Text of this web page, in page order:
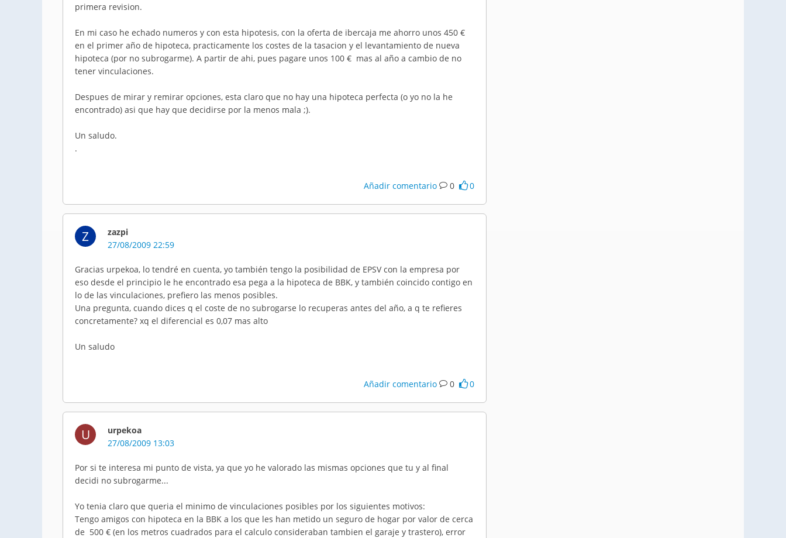
primera revision.
En mi caso he echado numeros y con esta hipotesis, con la oferta de ibercaja me ahorro unos 450 €
en el primer año de hipoteca, practicamente los costes de la tasacion y el levantamiento de nueva
hipoteca (por no subrogarme). A partir de ahi, pues pagare unos 100 € mas al año a cambio de no
tener vinculaciones.
Despues de mirar y remirar opciones, esta claro que no hay una hipoteca perfecta (o yo no la he
encontrado) asi que hay que decidirse por la menos mala ;).
Un saludo.
.
Añadir comentario 0 0
Z
zazpi
27/08/2009 22:59
Gracias urpekoa, lo tendré en cuenta, yo también tengo la posibilidad de EPSV con la empresa por
eso desde el principio le he encontrado esa pega a la hipoteca de BBK, y también coincido contigo en
lo de las vinculaciones, prefiero las menos posibles.
Una pregunta, cuando dices q el coste de no subrogarse lo recuperas antes del año, a q te refieres
concretamente? xq el diferencial es 0,07 mas alto
Un saludo
Añadir comentario 0 0
U
urpekoa
27/08/2009 13:03
Por si te interesa mi punto de vista, ya que yo he valorado las mismas opciones que tu y al final
decidi no subrogarme...
Yo tenia claro que queria el minimo de vinculaciones posibles por los siguientes motivos:
Tengo amigos con hipoteca en la BBK a los que les han metido un seguro de hogar por valor de cerca
de 500 € (en los metros cuadrados para el calculo consideraban tambien el garaje y trastero), error